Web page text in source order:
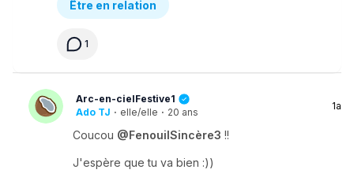
Être en relation
1
Arc-en-cielFestive1
Ado TJ · elle/elle · 20 ans
1a
Coucou @FenouilSincère3 !!
J'espère que tu va bien :))